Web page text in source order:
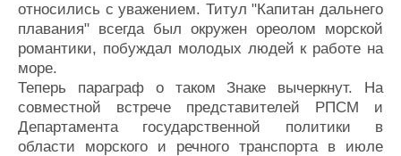
относились с уважением. Титул "Капитан дальнего
плавания" всегда был окружен ореолом морской
романтики, побуждал молодых людей к работе на
море.
Теперь параграф о таком Знаке вычеркнут. На
совместной встрече представителей РПСМ и
Департамента государственной политики в
области морского и речного транспорта в июле